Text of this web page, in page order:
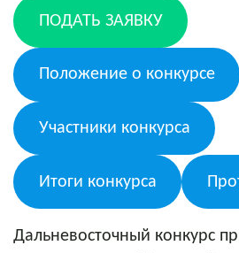
ПОДАТЬ ЗАЯВКУ
Положение о конкурсе
Участники конкурса
Итоги конкурса
Дальневосточный конкурс